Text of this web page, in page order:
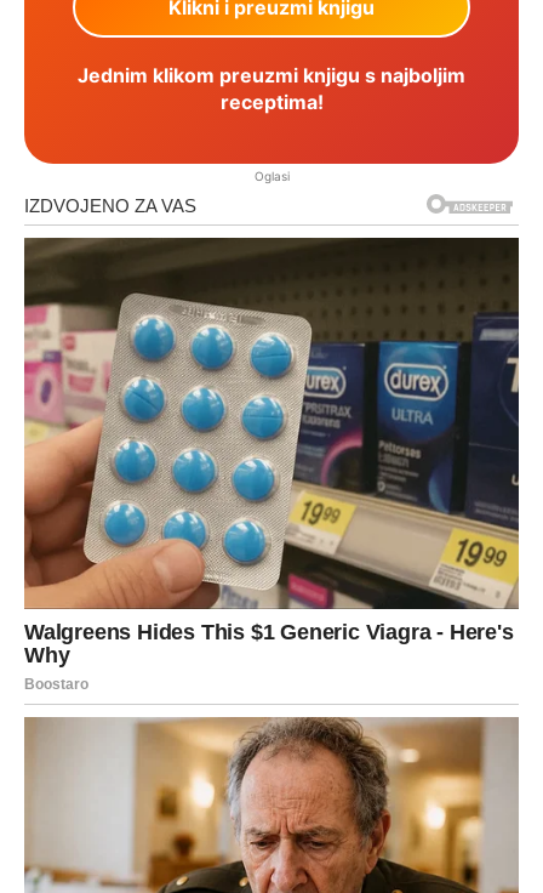
Jednim klikom preuzmi knjigu s najboljim
receptima!
Oglasi